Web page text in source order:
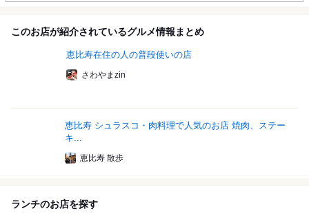
このお店が紹介されているグルメ情報まとめ
恵比寿在住の人の普段使いの店
さわやまzin
恵比寿 シュラスコ・肉料理で人気のお店 焼肉、ステー
キ...
恵比寿 散歩
ランチのお店を探す